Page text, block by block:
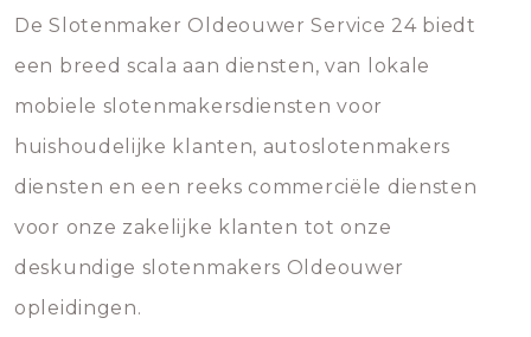
De Slotenmaker Oldeouwer Service 24 biedt
een breed scala aan diensten, van lokale
mobiele slotenmakersdiensten voor
huishoudelijke klanten, autoslotenmakers
diensten en een reeks commerciële diensten
voor onze zakelijke klanten tot onze
deskundige slotenmakers Oldeouwer
opleidingen.